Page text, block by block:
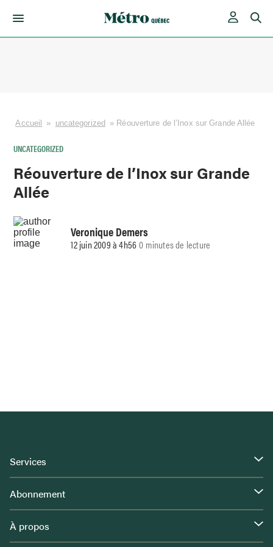
Accueil » uncategorized » Réouverture de l’Inox sur Grande Allée
UNCATEGORIZED
Réouverture de l’Inox sur Grande
Allée
Veronique Demers
12 juin 2009 à 4h560 minutes de lecture
Services
Abonnement
À propos